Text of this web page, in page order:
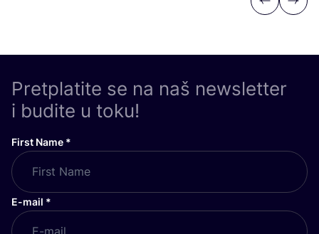
Previous
Next
Pretplatite se na naš newsletter
i budite u toku!
First Name *
E-mail *